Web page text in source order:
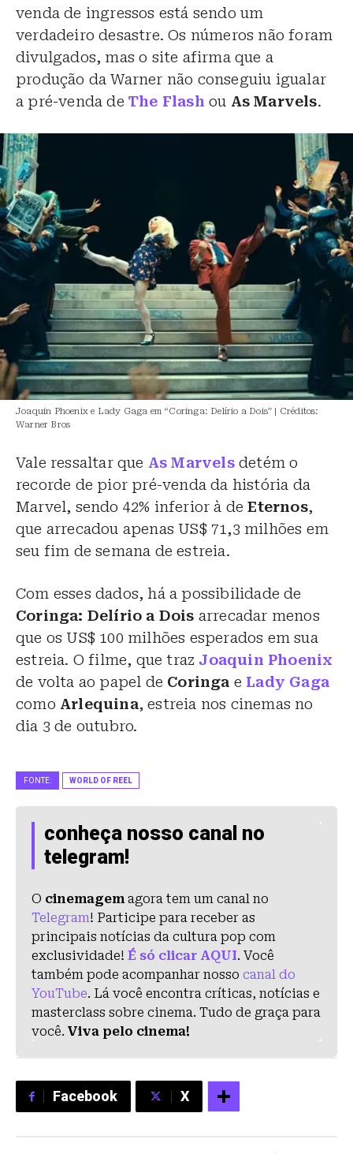
venda de ingressos está sendo um
verdadeiro desastre. Os números não foram
divulgados, mas o site afirma que a
produção da Warner não conseguiu igualar
a pré-venda de The Flash ou As Marvels.
Joaquin Phoenix e Lady Gaga em “Coringa: Delírio a Dois” | Créditos:
Warner Bros
Vale ressaltar que As Marvelsdetém o
recorde de pior pré-venda da história da
Marvel, sendo 42% inferior à deEternos,
que arrecadou apenas US$ 71,3 milhões em
seu fim de semana de estreia.
Com esses dados, há a possibilidade de
Coringa: Delírio a Dois arrecadar menos
que os US$ 100 milhões esperados em sua
estreia. O filme, que traz Joaquin Phoenix
de volta ao papel de Coringa e Lady Gaga
como Arlequina, estreia nos cinemas no
dia 3 de outubro.
FONTE: WORLD OF REEL
conheça nosso canal no
telegram!
O cinemagemagora tem um canal no
Telegram! Participe para receber as
principais notícias da cultura pop com
exclusividade! É só clicar AQUI. Você
também pode acompanhar nosso canal do
YouTube. Lá você encontra críticas, notícias e
masterclass sobre cinema. Tudo de graça para
você. Viva pelo cinema!
Facebook X